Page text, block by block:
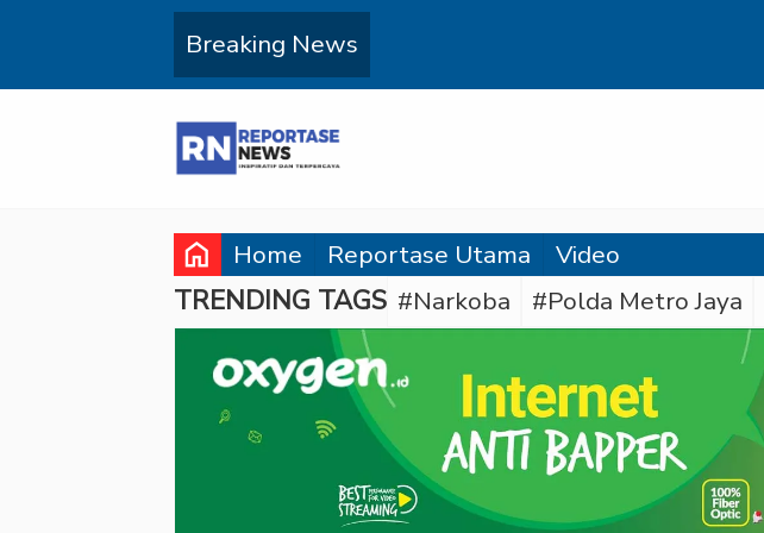
Breaking News
home Home Reportase Utama Video
TRENDING TAGS #Narkoba #Polda Metro Jaya